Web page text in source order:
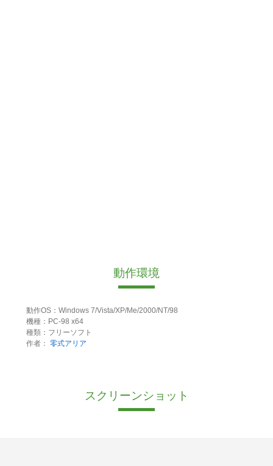
動作環境
動作OS：Windows 7/Vista/XP/Me/2000/NT/98
機種：PC-98 x64
種類：フリーソフト
作者： 零式アリア
スクリーンショット